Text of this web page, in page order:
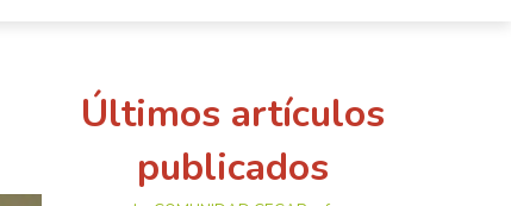
Últimos artículos
publicados